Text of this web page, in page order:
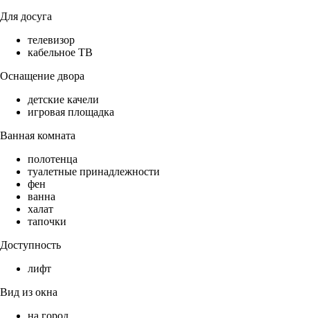
Для досуга
телевизор
кабельное ТВ
Оснащение двора
детские качели
игровая площадка
Ванная комната
полотенца
туалетные принадлежности
фен
ванна
халат
тапочки
Доступность
лифт
Вид из окна
на город